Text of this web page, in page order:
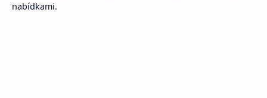
nabídkami.